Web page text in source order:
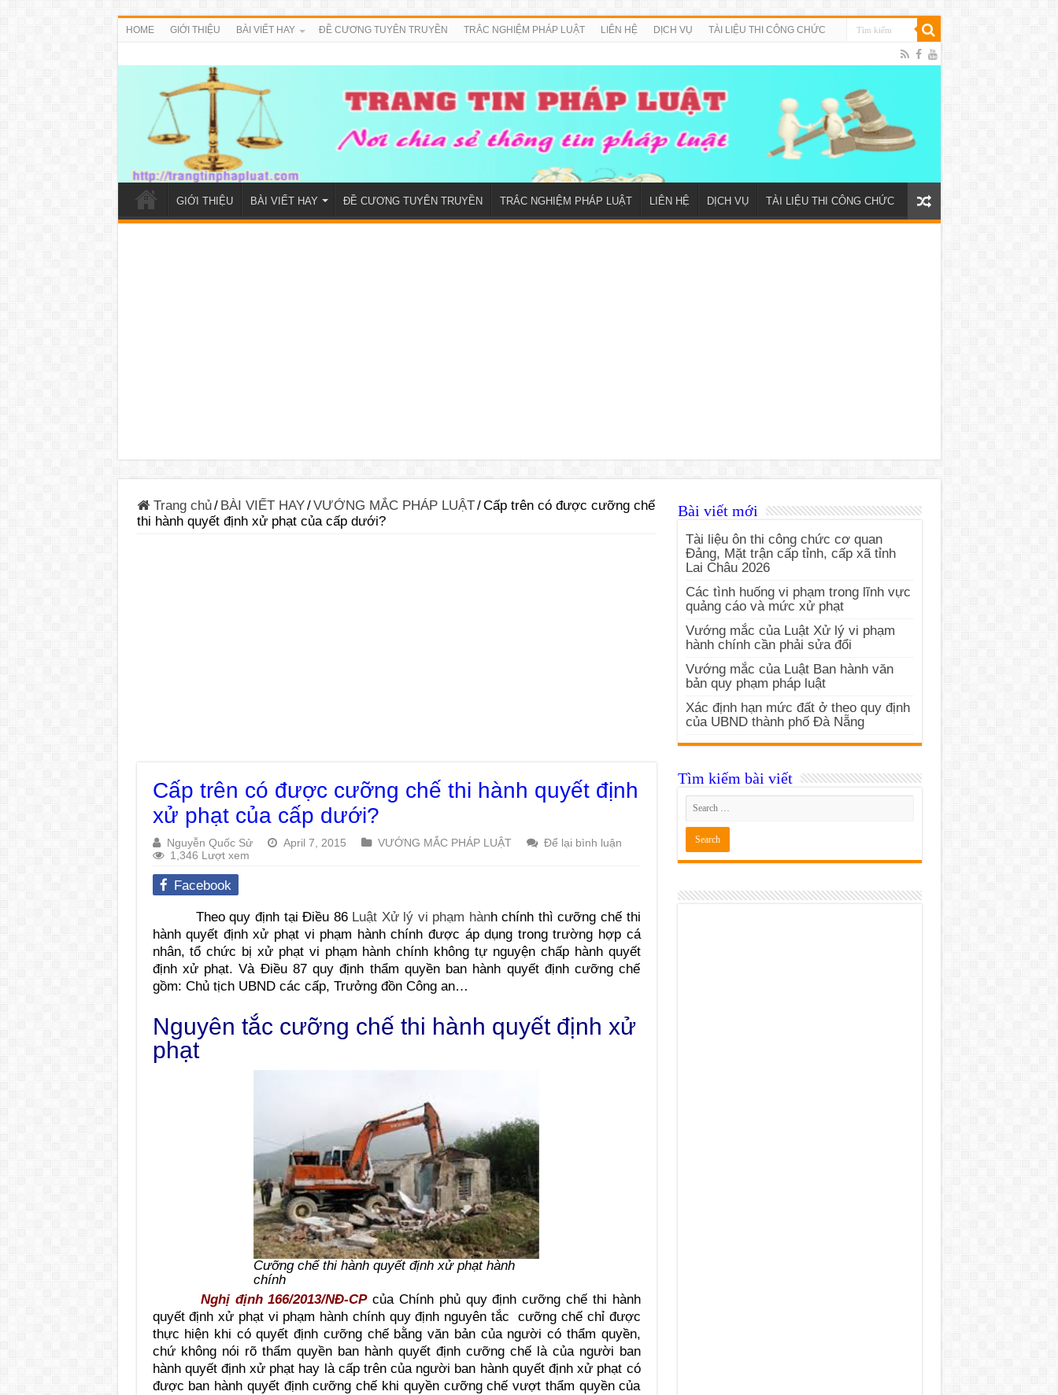
HOME GIỚI THIỆU BÀI VIẾT HAY ĐỀ CƯƠNG TUYÊN TRUYỀN TRẮC NGHIỆM PHÁP LUẬT LIÊN HỆ DỊCH VỤ TÀI LIỆU THI CÔNG CHỨC
GIỚI THIỆU BÀI VIẾT HAY ĐỀ CƯƠNG TUYÊN TRUYỀN TRẮC NGHIỆM PHÁP LUẬT LIÊN HỆ DỊCH VỤ TÀI LIỆU THI CÔNG CHỨC
Trang chủ/ BÀI VIẾT HAY/VƯỚNG MẮC PHÁP LUẬT/Cấp trên có được cưỡng chế
thi hành quyết định xử phạt của cấp dưới?
Cấp trên có được cưỡng chế thi hành quyết định
xử phạt của cấp dưới?
Nguyễn Quốc Sử April 7, 2015 VƯỚNG MẮC PHÁP LUẬT
Để lại bình luận
1,346 Lượt xem
Facebook
Theo quy định tại Điều 86 Luật Xử lý vi phạm hành chính thì cưỡng chế thi
hành quyết định xử phạt vi phạm hành chính được áp dụng trong trường hợp cá
nhân, tổ chức bị xử phạt vi phạm hành chính không tự nguyện chấp hành quyết
định xử phạt. Và Điều 87 quy định thẩm quyền ban hành quyết định cưỡng chế
gồm: Chủ tịch UBND các cấp, Trưởng đồn Công an…
Nguyên tắc cưỡng chế thi hành quyết định xử
phạt
Cưỡng chế thi hành quyết định xử phạt hành
chính
Nghị định 166/2013/NĐ-CPcủa Chính phủ quy định cưỡng chế thi hành
quyết định xử phạt vi phạm hành chính quy định nguyên tắc cưỡng chế chỉ được
thực hiện khi có quyết định cưỡng chế bằng văn bản của người có thẩm quyền,
chứ không nói rõ thẩm quyền ban hành quyết định cưỡng chế là của người ban
hành quyết định xử phạt hay là cấp trên của người ban hành quyết định xử phạt có
được ban hành quyết định cưỡng chế khi quyền cưỡng chế vượt thẩm quyền của
Bài viết mới
Tài liệu ôn thi công chức cơ quan
Đảng, Mặt trận cấp tỉnh, cấp xã tỉnh
Lai Châu 2026
Các tình huống vi phạm trong lĩnh vực
quảng cáo và mức xử phạt
Vướng mắc của Luật Xử lý vi phạm
hành chính cần phải sửa đổi
Vướng mắc của Luật Ban hành văn
bản quy phạm pháp luật
Xác định hạn mức đất ở theo quy định
của UBND thành phố Đà Nẵng
Tìm kiếm bài viết